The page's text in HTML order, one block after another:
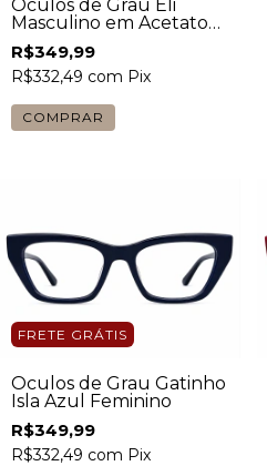
Óculos de Grau Eli
Masculino em Acetato
Preto
R$349,99
R$332,49 com Pix
FRETE GRÁTIS
Óculos de Grau Gatinho
Isla Azul Feminino
R$349,99
R$332,49 com Pix